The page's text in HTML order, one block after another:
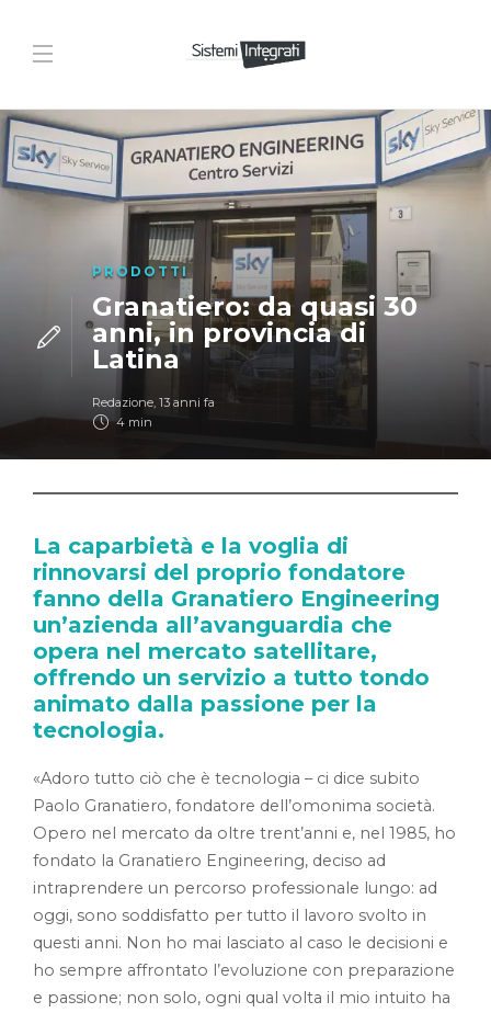
PRODOTTI
Granatiero: da quasi 30
anni, in provincia di
Latina
Redazione, 13 anni fa
4 min
La caparbietà e la voglia di
rinnovarsi del proprio fondatore
fanno della Granatiero Engineering
un’azienda all’avanguardia che
opera nel mercato satellitare,
offrendo un servizio a tutto tondo
animato dalla passione per la
tecnologia.
«Adoro tutto ciò che è tecnologia – ci dice subito
Paolo Granatiero, fondatore dell’omonima società.
Opero nel mercato da oltre trent’anni e, nel 1985, ho
fondato la Granatiero Engineering, deciso ad
intraprendere un percorso professionale lungo: ad
oggi, sono soddisfatto per tutto il lavoro svolto in
questi anni. Non ho mai lasciato al caso le decisioni e
ho sempre affrontato l’evoluzione con preparazione
e passione; non solo, ogni qual volta il mio intuito ha